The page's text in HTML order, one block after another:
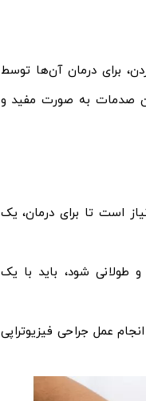
برای درمان آن‌ها توسط
صدمات به صورت مفید و
است تا برای درمان، یک
طولانی شود، باید با یک
عمل جراحی فیزیوتراپی